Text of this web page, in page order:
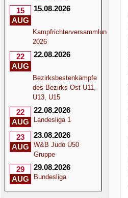
15
AUG
15.08.2026
Kampfrichterversammlung
2026
22
AUG
22.08.2026
Bezirksbestenkämpfe
des Bezirks Ost U11,
U13, U15
22
AUG
22.08.2026
Landesliga 1
23
AUG
23.08.2026
W&B Judo Ü50
Gruppe
29
AUG
29.08.2026
Bundesliga